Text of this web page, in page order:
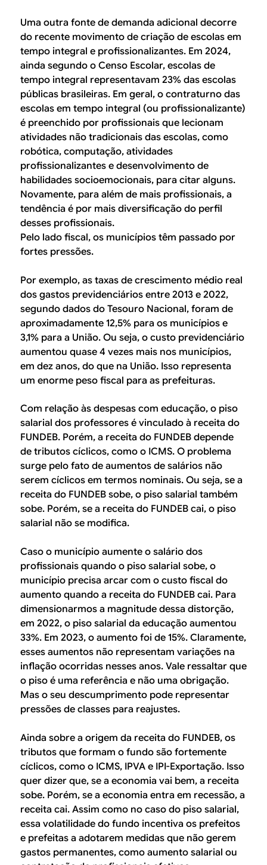
Uma outra fonte de demanda adicional decorre
do recente movimento de criação de escolas em
tempo integral e profissionalizantes. Em 2024,
ainda segundo o Censo Escolar, escolas de
tempo integral representavam 23% das escolas
públicas brasileiras. Em geral, o contraturno das
escolas em tempo integral (ou profissionalizante)
é preenchido por profissionais que lecionam
atividades não tradicionais das escolas, como
robótica, computação, atividades
profissionalizantes e desenvolvimento de
habilidades socioemocionais, para citar alguns.
Novamente, para além de mais profissionais, a
tendência é por mais diversificação do perfil
desses profissionais.
Pelo lado fiscal, os municípios têm passado por
fortes pressões.
Por exemplo, as taxas de crescimento médio real
dos gastos previdenciários entre 2013 e 2022,
segundo dados do Tesouro Nacional, foram de
aproximadamente 12,5% para os municípios e
3,1% para a União. Ou seja, o custo previdenciário
aumentou quase 4 vezes mais nos municípios,
em dez anos, do que na União. Isso representa
um enorme peso fiscal para as prefeituras.
Com relação às despesas com educação, o piso
salarial dos professores é vinculado à receita do
FUNDEB. Porém, a receita do FUNDEB depende
de tributos cíclicos, como o ICMS. O problema
surge pelo fato de aumentos de salários não
serem cíclicos em termos nominais. Ou seja, se a
receita do FUNDEB sobe, o piso salarial também
sobe. Porém, se a receita do FUNDEB cai, o piso
salarial não se modifica.
Caso o município aumente o salário dos
profissionais quando o piso salarial sobe, o
município precisa arcar com o custo fiscal do
aumento quando a receita do FUNDEB cai. Para
dimensionarmos a magnitude dessa distorção,
em 2022, o piso salarial da educação aumentou
33%. Em 2023, o aumento foi de 15%. Claramente,
esses aumentos não representam variações na
inflação ocorridas nesses anos. Vale ressaltar que
o piso é uma referência e não uma obrigação.
Mas o seu descumprimento pode representar
pressões de classes para reajustes.
Ainda sobre a origem da receita do FUNDEB, os
tributos que formam o fundo são fortemente
cíclicos, como o ICMS, IPVA e IPI-Exportação. Isso
quer dizer que, se a economia vai bem, a receita
sobe. Porém, se a economia entra em recessão, a
receita cai. Assim como no caso do piso salarial,
essa volatilidade do fundo incentiva os prefeitos
e prefeitas a adotarem medidas que não gerem
gastos permanentes, como aumento salarial ou